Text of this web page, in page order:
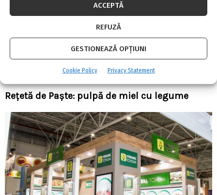
ACCEPTĂ
REFUZĂ
GESTIONEAZĂ OPȚIUNI
Cookie Policy Privacy Statement
Rețetă de Paște: pulpă de miel cu legume